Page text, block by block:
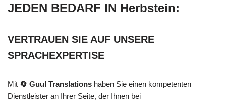
JEDEN BEDARF IN Herbstein:
VERTRAUEN SIE AUF UNSERE
SPRACHEXPERTISE
Mit 🔄 Guul Translations haben Sie einen kompetenten
Dienstleister an Ihrer Seite, der Ihnen bei